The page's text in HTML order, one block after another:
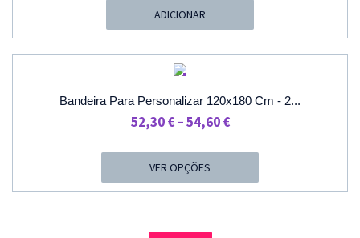
Original
Era:
49,10 €.
É:
37,70 €.
ADICIONAR
Bandeira Para Personalizar 120x180 Cm - 2...
52,30€ –54,60€Price
Through
VER OPÇÕES